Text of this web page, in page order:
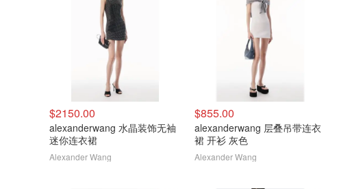
$2150.00
alexanderwang 水晶装饰无袖
迷你连衣裙
Alexander Wang
$855.00
alexanderwang 层叠吊带连衣
裙 开衫 灰色
Alexander Wang